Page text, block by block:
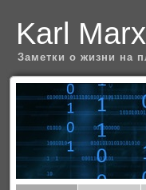
Karl
Заметки о жизни на